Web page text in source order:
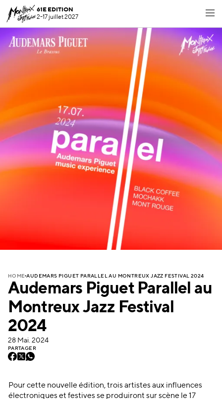
61E EDITION
2-17 juillet 2027
HOME AUDEMARS PIGUET PARALLEL AU MONTREUX JAZZ FESTIVAL 2024
Audemars Piguet Parallel au
Montreux Jazz Festival
2024
28 Mai. 2024
PARTAGER
Pour cette nouvelle édition, trois artistes aux influences
électroniques et festives se produiront sur scène le 17